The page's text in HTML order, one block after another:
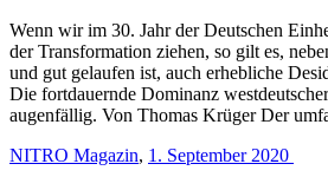
Wenn wir im 30. Jahr der Deutschen
der Transformation ziehen, so gilt es,
und gut gelaufen ist, auch erhebliche
Die fortdauernde Dominanz
augenfällig. Von Thomas Krüger Der
NITRO Magazin, 1. September 2020